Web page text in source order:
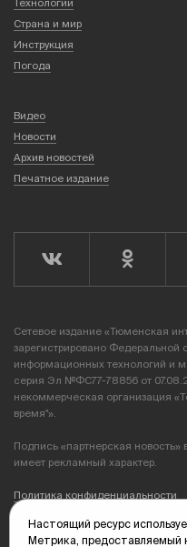
Технологии
Страна и мир
Инструкция
Погода
Видео
Новости
Архив новостей
Печатное издание
Сетевое издание «Тюменская
зарегистрировано Федеральной
информационных технологий и
серия Эл №ФС77-78856 от
некоммерческая организация
время"».
Подпись «партнерская
имеет рекламный характер.
Политика конфиденциальности
Редакция: 625035, Тюмень, пр.
Настоящий ресурс
Метрика, предоставляемый